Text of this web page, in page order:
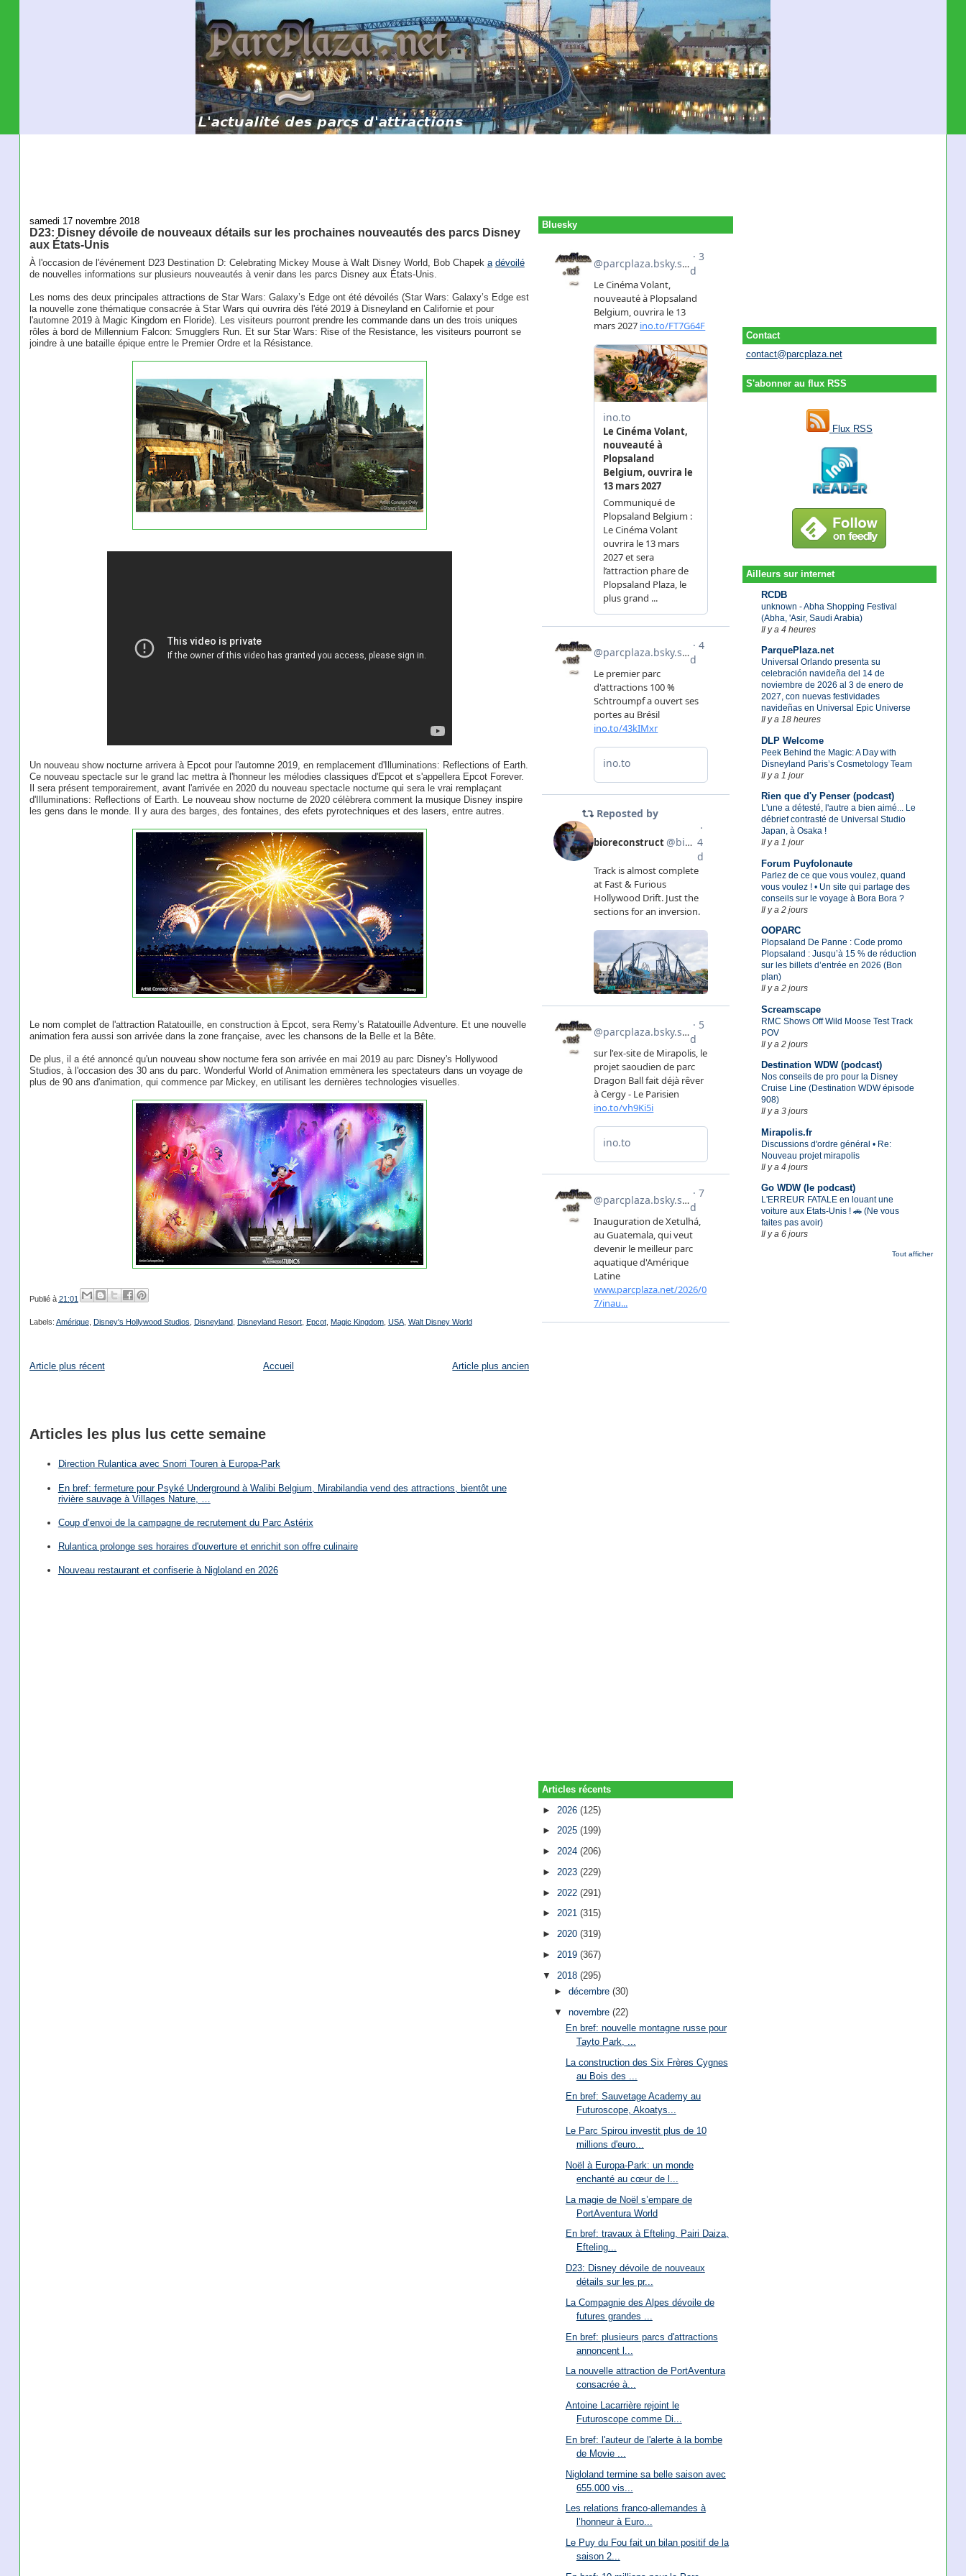
Contact
contact@parcplaza.net
S'abonner au flux RSS
Flux RSS
Ailleurs sur internet
RCDB
unknown - Abha Shopping Festival
(Abha, 'Asir, Saudi Arabia)
Il y a 4 heures
ParquePlaza.net
Universal Orlando presenta su
celebración navideña del 14 de
noviembre de 2026 al 3 de enero de
2027, con nuevas festividades
navideñas en Universal Epic Universe
Il y a 18 heures
DLP Welcome
Peek Behind the Magic: A Day with
Disneyland Paris’s Cosmetology Team
Il y a 1 jour
Rien que d'y Penser (podcast)
L'une a détesté, l'autre a bien aimé... Le
débrief contrasté de Universal Studio
Japan, à Osaka !
Il y a 1 jour
Forum Puyfolonaute
Parlez de ce que vous voulez, quand
vous voulez ! • Un site qui partage des
conseils sur le voyage à Bora Bora ?
Il y a 2 jours
OOPARC
Plopsaland De Panne : Code promo
Plopsaland : Jusqu’à 15 % de réduction
sur les billets d’entrée en 2026 (Bon
plan)
Il y a 2 jours
Screamscape
RMC Shows Off Wild Moose Test Track
POV
Il y a 2 jours
Destination WDW (podcast)
Nos conseils de pro pour la Disney
Cruise Line (Destination WDW épisode
908)
Il y a 3 jours
Mirapolis.fr
Discussions d'ordre général • Re:
Nouveau projet mirapolis
Il y a 4 jours
Go WDW (le podcast)
L'ERREUR FATALE en louant une
voiture aux Etats-Unis ! 🚗 (Ne vous
faites pas avoir)
Il y a 6 jours
Tout afficher
samedi 17 novembre 2018
D23: Disney dévoile de nouveaux détails sur les prochaines nouveautés des parcs Disney
aux États-Unis
À l'occasion de l'événement D23 Destination D: Celebrating Mickey Mouse à Walt Disney World, Bob Chapek a dévoilé
de nouvelles informations sur plusieurs nouveautés à venir dans les parcs Disney aux États-Unis.
Les noms des deux principales attractions de Star Wars: Galaxy’s Edge ont été dévoilés (Star Wars: Galaxy’s Edge est
la nouvelle zone thématique consacrée à Star Wars qui ouvrira dès l'été 2019 à Disneyland en Californie et pour
l'automne 2019 à Magic Kingdom en Floride). Les visiteurs pourront prendre les commande dans un des trois uniques
rôles à bord de Millennium Falcon: Smugglers Run. Et sur Star Wars: Rise of the Resistance, les visiteurs pourront se
joindre à une bataille épique entre le Premier Ordre et la Résistance.
Un nouveau show nocturne arrivera à Epcot pour l'automne 2019, en remplacement d'Illuminations: Reflections of Earth.
Ce nouveau spectacle sur le grand lac mettra à l'honneur les mélodies classiques d'Epcot et s'appellera Epcot Forever.
Il sera présent temporairement, avant l'arrivée en 2020 du nouveau spectacle nocturne qui sera le vrai remplaçant
d'Illuminations: Reflections of Earth. Le nouveau show nocturne de 2020 célèbrera comment la musique Disney inspire
les gens dans le monde. Il y aura des barges, des fontaines, des efets pyrotechniques et des lasers, entre autres.
Le nom complet de l'attraction Ratatouille, en construction à Epcot, sera Remy’s Ratatouille Adventure. Et une nouvelle
animation fera aussi son arrivée dans la zone française, avec les chansons de la Belle et la Bête.
De plus, il a été annoncé qu'un nouveau show nocturne fera son arrivée en mai 2019 au parc Disney's Hollywood
Studios, à l'occasion des 30 ans du parc. Wonderful World of Animation emmènera les spectateurs dans un voyage de
plus de 90 ans d'animation, qui commence par Mickey, en utilisant les dernières technologies visuelles.
Publié à 21:01
Labels: Amérique, Disney's Hollywood Studios Disneyland, Disneyland Resort, Epcot, Magic Kingdom, USA, Walt Disney World
Article plus récent Article plus ancien
Accueil
Articles les plus lus cette semaine
Direction Rulantica avec Snorri Touren à Europa-Park
En bref: fermeture pour Psyké Underground à Walibi Belgium, Mirabilandia vend des attractions, bientôt une
rivière sauvage à Villages Nature, …
Coup d’envoi de la campagne de recrutement du Parc Astérix
Rulantica prolonge ses horaires d'ouverture et enrichit son offre culinaire
Nouveau restaurant et confiserie à Nigloland en 2026
Bluesky
Articles récents
► 2026(125)
►2025(199)
►2024(206)
► 2023(229)
► 2022(291)
►2021(315)
►2020(319)
► 2019(367)
▼ 2018(295)
► décembre (30)
▼ novembre (22)
En bref: nouvelle montagne russe pour
Tayto Park, ...
La construction des Six Frères Cygnes
au Bois des ...
En bref: Sauvetage Academy au
Futuroscope, Akoatys...
Le Parc Spirou investit plus de 10
millions d'euro...
Noël à Europa-Park: un monde
enchanté au cœur de l...
La magie de Noël s’empare de
PortAventura World
En bref: travaux à Efteling, Pairi Daiza,
Efteling...
D23: Disney dévoile de nouveaux
détails sur les pr...
La Compagnie des Alpes dévoile de
futures grandes ...
En bref: plusieurs parcs d'attractions
annoncent l...
La nouvelle attraction de PortAventura
consacrée à...
Antoine Lacarrière rejoint le
Futuroscope comme Di...
En bref: l'auteur de l'alerte à la bombe
de Movie ...
Nigloland termine sa belle saison avec
655.000 vis...
Les relations franco-allemandes à
l’honneur à Euro...
Le Puy du Fou fait un bilan positif de la
saison 2...